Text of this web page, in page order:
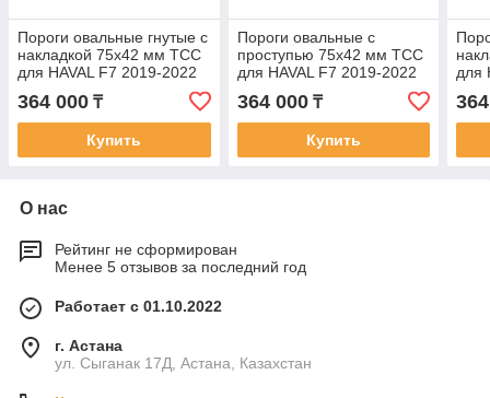
Пороги овальные гнутые с
накладкой 75х42 мм ТСС
для HAVAL F7 2019-2022
(1,5 л., 4WD)
364 000 ₸
Купить
Пороги овальные с
проступью 75х42 мм ТСС
для HAVAL F7 2019-2022
(1,5 л., 4WD)
364 000₸
Купить
для
О нас
Рейтинг не сформирован
Менее 5 отзывов за последний год
Работает с 01.10.2022
г. Астана
ул. Сыганак 17Д, Астана, Казахстан